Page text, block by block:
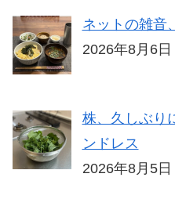
ネットの雑音
2026年8月6日
株、久しぶり
ンドレス
2026年8月5日